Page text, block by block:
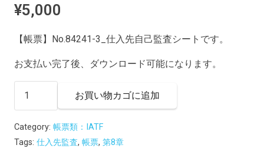
¥5,000
【帳票】No.84241-3_仕入先自己監査シートです。
お支払い完了後、ダウンロード可能になります。
材】
No.84241-
お買い物カゴに追加
Category: 帳票類：IATF
Tags: 仕入先監査, 帳票, 第8章